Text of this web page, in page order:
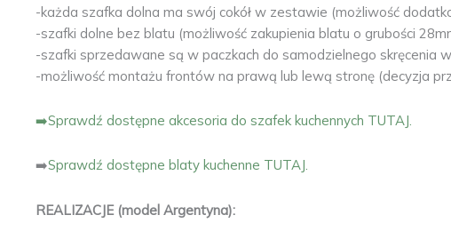
-każda szafka dolna ma swój cokół w zestawie (możliwość
-szafki dolne bez blatu (możliwość zakupienia blatu o grubości
-szafki sprzedawane są w paczkach do samodzielnego skręcenia
-możliwość montażu frontów na prawą lub lewą stronę (decyzja
➡️Sprawdź dostępne akcesoria do szafek kuchennych TUTAJ.
➡️Sprawdź dostępne blaty kuchenne TUTAJ.
REALIZACJE (model Argentyna):